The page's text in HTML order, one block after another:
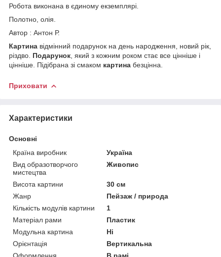
Робота виконана в єдиному екземплярі.
Полотно, олія.
Автор : Антон Р.
Картина відмінний подарунок на день народження, новий рік,
різдво. Подарунок , який з кожним роком стає все цінніше і
цінніше. Підібрана зі смаком картина безцінна.
Приховати
Характеристики
Основні
Країна виробник
Україна
Вид образотворчого
мистецтва
Живопис
Висота картини
30 см
Жанр
Пейзаж / природа
Кількість модулів картини
1
Матеріал рами
Пластик
Модульна картина
Ні
Орієнтація
Вертикальна
Оформлення
В рамі